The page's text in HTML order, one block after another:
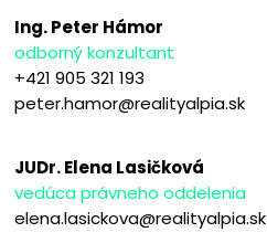
Ing. Peter Hámor
odborný konzultant
+421 905 321 193
peter.hamor@realityalpia.sk
JUDr. Elena Lasičková
vedúca právneho oddelenia
elena.lasickova@realityalpia.sk